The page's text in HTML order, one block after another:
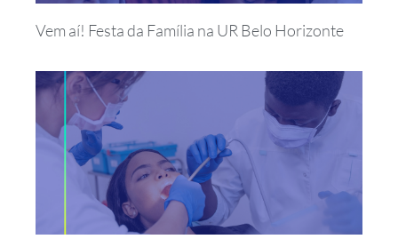
Vem aí! Festa da Família na UR Belo Horizonte